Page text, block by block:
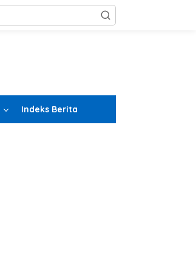
Indeks Berita